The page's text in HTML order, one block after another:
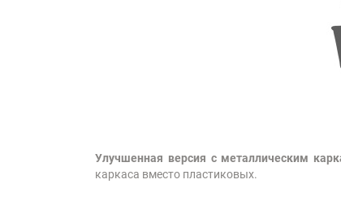
Улучшенная версия с металлическим
каркаса вместо пластиковых.